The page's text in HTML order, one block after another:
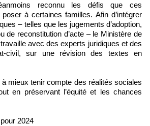
reconnu les défis que ces
à certaines familles. Afin d’intégrer
– telles que les jugements d’adoption,
de reconstitution d’acte – le Ministère de
travaille avec des experts juridiques et des
civil, sur une révision des textes en
mieux tenir compte des réalités sociales
en préservant l’équité et les chances
2024